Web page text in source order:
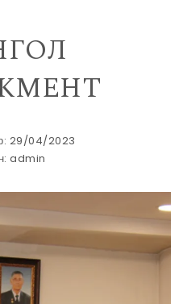
29/04/2023
admin